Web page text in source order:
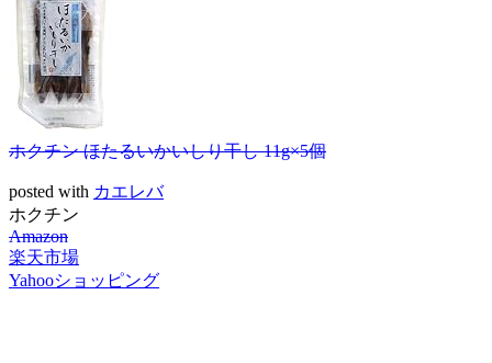
ホクチン ほたるいかいしり干し 11g×5個
posted with カエレバ
ホクチン
Amazon
楽天市場
Yahooショッピング